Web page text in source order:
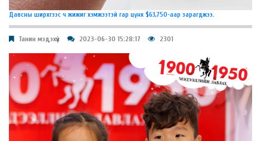
Давсны ширхгээс ч жижиг хэмжээтэй гар цүнх $63,750-аар зарагджээ.
Танин мэдэхүй 2023-06-30 15:28:17 2301